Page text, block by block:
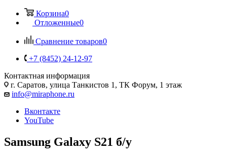
Корзина0
Отложенные0
Сравнение товаров0
+7 (8452) 24-12-97
Контактная информация
г. Саратов, улица Танкистов 1, ТК Форум, 1 этаж
info@miraphone.ru
Вконтакте
YouTube
Samsung Galaxy S21 б/у